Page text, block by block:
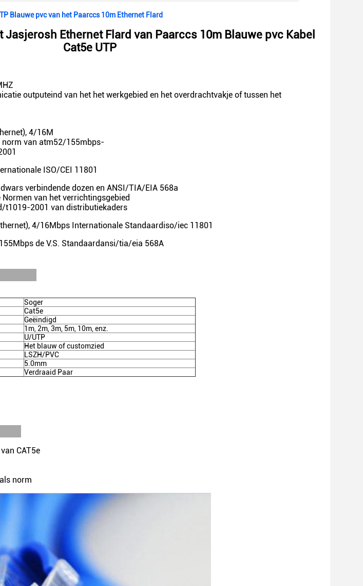
Blauwe pvc van het Paarccs 10m Ethernet Flard
Jasjerosh Ethernet Flard van Paarccs 10m Blauwe pvc Kabel
Cat5e UTP
outputeind van het het werkgebied en het overdrachtvakje of tussen het
4/16M
norm van atm52/155mbps-
ISO/CEI 11801
verbindende dozen en ANSI/TIA/EIA 568a
van het verrichtingsgebied
t1019-2001 van distributiekaders
4/16Mbps Internationale Standaardiso/iec 11801
de V.S. Standaardansi/tia/eia 568A
Soger
Cat5e
Geëindigd
1m, 2m, 3m, 5m, 10m, enz.
U/UTP
Het blauw of customzied
LSZH/PVC
5.0mm
Verdraaid Paar
CAT5e
norm